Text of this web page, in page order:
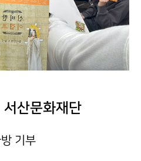
산문화재단
기부